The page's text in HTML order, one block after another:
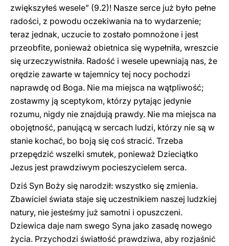
zwiększyłeś wesele” (9.2)! Nasze serce już było pełne
radości, z powodu oczekiwania na to wydarzenie;
teraz jednak, uczucie to zostało pomnożone i jest
przeobfite, ponieważ obietnica się wypełniła, wreszcie
się urzeczywistniła. Radość i wesele upewniają nas, że
orędzie zawarte w tajemnicy tej nocy pochodzi
naprawdę od Boga. Nie ma miejsca na wątpliwość;
zostawmy ją sceptykom, którzy pytając jedynie
rozumu, nigdy nie znajdują prawdy. Nie ma miejsca na
obojętność, panującą w sercach ludzi, którzy nie są w
stanie kochać, bo boją się coś stracić. Trzeba
przepędzić wszelki smutek, ponieważ Dzieciątko
Jezus jest prawdziwym pocieszycielem serca.
Dziś Syn Boży się narodził: wszystko się zmienia.
Zbawiciel świata staje się uczestnikiem naszej ludzkiej
natury, nie jesteśmy już samotni i opuszczeni.
Dziewica daje nam swego Syna jako zasadę nowego
życia. Przychodzi światłość prawdziwa, aby rozjaśnić